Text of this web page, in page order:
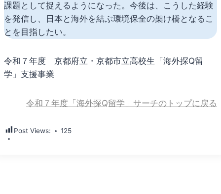
課題として捉えるようになった。今後は、こうした経験
を発信し、日本と海外を結ぶ環境保全の架け橋となるこ
とを目指したい。
令和７年度 京都府立・京都市立高校生「海外探Q留
学」支援事業
令和７年度「海外探Q留学」サーチのトップに戻る
Post Views: 125